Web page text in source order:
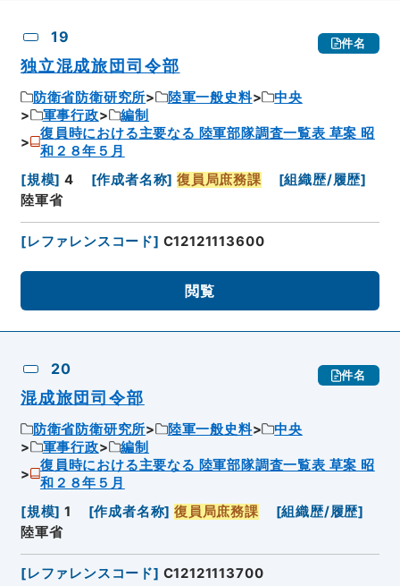
19 件名
独立混成旅団司令部
防衛省防衛研究所 陸軍一般史料
中央
軍事行政
編制
復員時における主要なる 陸軍部隊調査一覧表 草案 昭
和２８年５月
[規模] 4 [作成者名称] 復員局庶務課 [組織歴/履歴]
陸軍省
[レファレンスコード] C12121113600
閲覧
20 件名
混成旅団司令部
防衛省防衛研究所 陸軍一般史料
中央
軍事行政
編制
復員時における主要なる 陸軍部隊調査一覧表 草案 昭
和２８年５月
[規模] 1 [作成者名称] 復員局庶務課 [組織歴/履歴]
陸軍省
[レファレンスコード] C12121113700